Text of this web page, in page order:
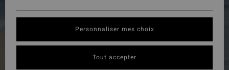
Personnaliser mes choix
Tout accepter